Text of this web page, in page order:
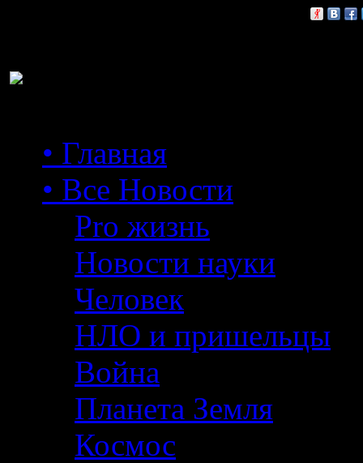
• Главная
• Все Новости
Pro жизнь
Новости науки
Человек
НЛО и пришельцы
Война
Планета Земля
Космос